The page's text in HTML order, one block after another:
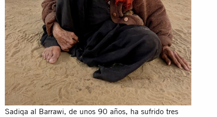
Sadiqa al Barrawi, de unos 90 años, ha sufrido tres